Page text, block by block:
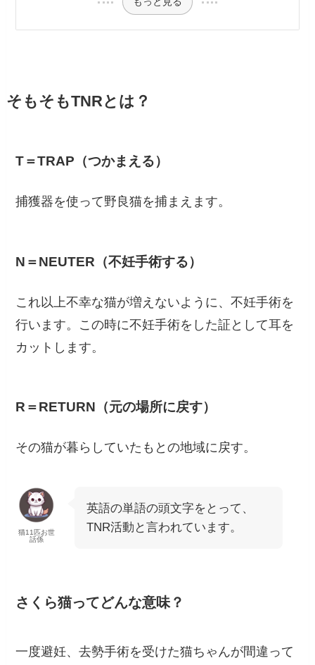
そもそもTNRとは？
T＝TRAP（つかまえる）
捕獲器を使って野良猫を捕まえます。
N＝NEUTER（不妊手術する）
これ以上不幸な猫が増えないように、不妊手術を
行います。この時に不妊手術をした証として耳を
カットします。
R＝RETURN（元の場所に戻す）
その猫が暮らしていたもとの地域に戻す。
猫11匹お世
話係
英語の単語の頭文字をとって、
TNR活動と言われています。
さくら猫ってどんな意味？
一度避妊、去勢手術を受けた猫ちゃんが間違って